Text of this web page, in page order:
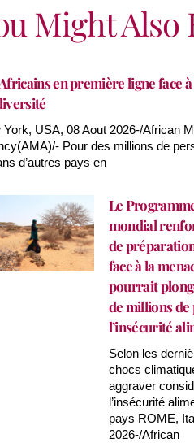
Might Also
en première ligne face
York, USA, 08 Aout 2026-/African
Pour des millions de
d’autres pays en
Le
mondial
de
face à la
pourrait
de millions de
l’insécurité
Selon les
chocs
aggraver
l’insécurité
pays ROME,
2026-/African